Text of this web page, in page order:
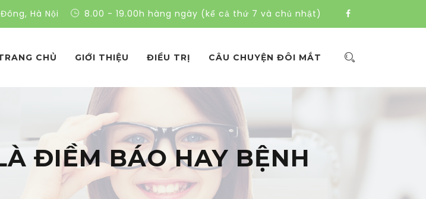
Hà Nội 8.00 - 19.00h hàng ngày (kể cả thứ 7 và chủ nhật)
CHỦ GIỚI THIỆU ĐIỀU TRỊ CÂU CHUYỆN ĐÔI MẮT
ĐIỀM BÁO HAY BỆNH